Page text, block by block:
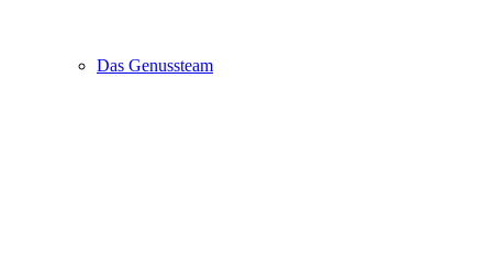
Das Genussteam